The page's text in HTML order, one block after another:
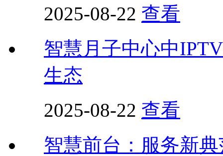
2025-08-22 查看
智慧月子中心中
生态
2025-08-22 查看
智慧前台：服务新